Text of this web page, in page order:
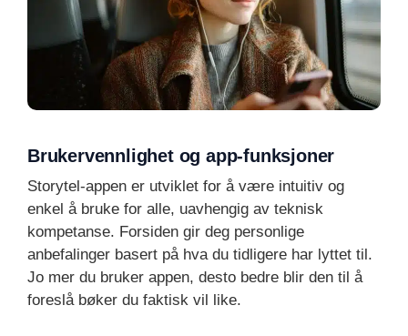
Brukervennlighet og app-funksjoner
Storytel-appen er utviklet for å være intuitiv og
enkel å bruke for alle, uavhengig av teknisk
kompetanse. Forsiden gir deg personlige
anbefalinger basert på hva du tidligere har lyttet til.
Jo mer du bruker appen, desto bedre blir den til å
foreslå bøker du faktisk vil like.